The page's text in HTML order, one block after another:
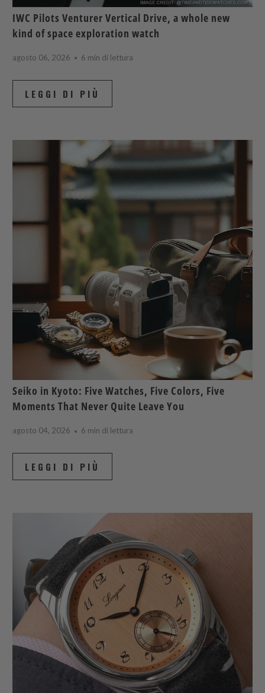
IWC Pilots Venturer Vertical Drive, a whole new
kind of space exploration watch
agosto 06, 2026 6 min di lettura
LEGGI DI PIÙ
Seiko in Kyoto: Five Watches, Five Colors, Five
Moments That Never Quite Leave You
agosto 04, 2026 6 min di lettura
LEGGI DI PIÙ